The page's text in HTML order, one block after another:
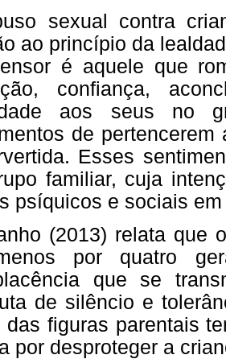
sexual contra
ao princípio da
é aquele que
confiança,
aos seus no
de
Esses
familiar, cuja
psíquicos e sociais
(2013) relata que
por quatro
que se
de silêncio e
das figuras parentais
por desproteger a